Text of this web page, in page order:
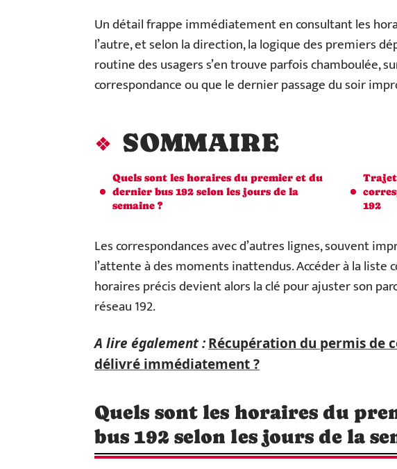
Un détail frappe immédiatement en consultant les
l’autre, et selon la direction, la logique des premiers
routine des usagers s’en trouve parfois chamboulée,
correspondance ou que le dernier passage du soir
SOMMAIRE
Quels sont les horaires du premier et du
dernier bus 192 selon les jours de la
semaine ?
192
Les correspondances avec d’autres lignes, souvent
l’attente à des moments inattendus. Accéder à la liste
horaires précis devient alors la clé pour ajuster son
réseau 192.
A lire également :Récupération du permis de
délivré immédiatement ?
Quels sont les horaires du
bus 192 selon les jours de la